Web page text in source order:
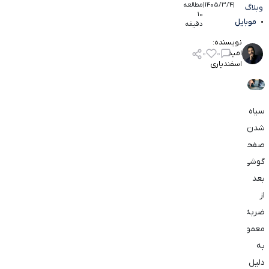
وبلاگ
موبایل
|
1405/3/4 مطالعه
10
دقیقه
نویسنده:
امید
اسفندیاری
0
0
سیاه
شدن
صفحه
گوشی
بعد
از
ضربه
معمولاً
به
دلیل